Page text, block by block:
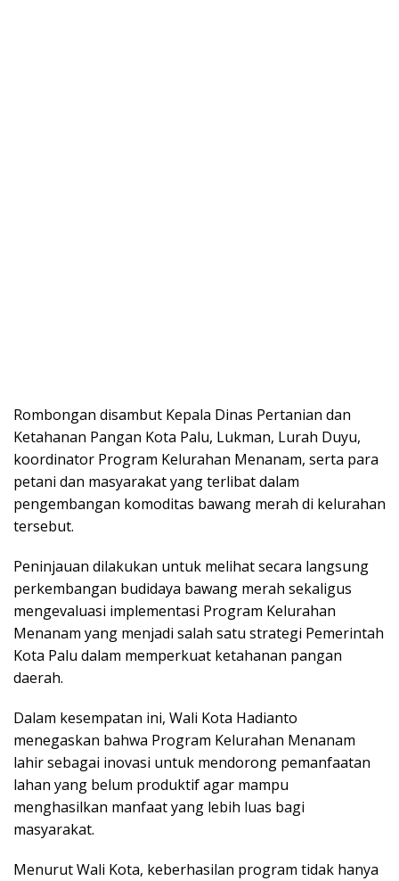
Rombongan disambut Kepala Dinas Pertanian dan
Ketahanan Pangan Kota Palu, Lukman, Lurah Duyu,
koordinator Program Kelurahan Menanam, serta para
petani dan masyarakat yang terlibat dalam
pengembangan komoditas bawang merah di kelurahan
tersebut.
Peninjauan dilakukan untuk melihat secara langsung
perkembangan budidaya bawang merah sekaligus
mengevaluasi implementasi Program Kelurahan
Menanam yang menjadi salah satu strategi Pemerintah
Kota Palu dalam memperkuat ketahanan pangan
daerah.
Dalam kesempatan ini, Wali Kota Hadianto
menegaskan bahwa Program Kelurahan Menanam
lahir sebagai inovasi untuk mendorong pemanfaatan
lahan yang belum produktif agar mampu
menghasilkan manfaat yang lebih luas bagi
masyarakat.
Menurut Wali Kota, keberhasilan program tidak hanya